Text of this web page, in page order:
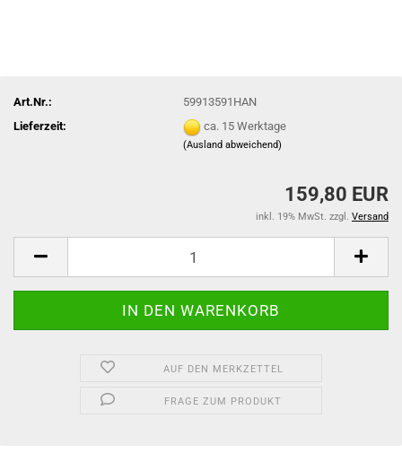
Art.Nr.:
59913591HAN
Lieferzeit:
ca. 15 Werktage
(Ausland abweichend)
159,80 EUR
inkl. 19% MwSt. zzgl. Versand
AUF DEN MERKZETTEL
FRAGE ZUM PRODUKT